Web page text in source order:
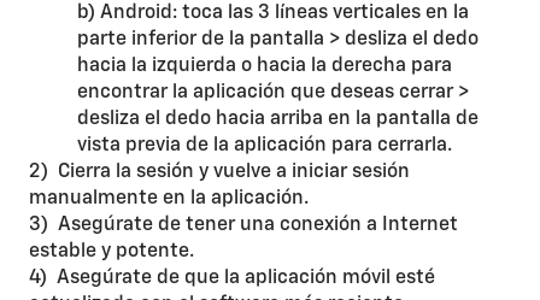
b) Android: toca las 3 líneas verticales en la
parte inferior de la pantalla > desliza el dedo
hacia la izquierda o hacia la derecha para
encontrar la aplicación que deseas cerrar >
desliza el dedo hacia arriba en la pantalla de
vista previa de la aplicación para cerrarla.
2) Cierra la sesión y vuelve a iniciar sesión
manualmente en la aplicación.
3) Asegúrate de tener una conexión a Internet
estable y potente.
4) Asegúrate de que la aplicación móvil esté